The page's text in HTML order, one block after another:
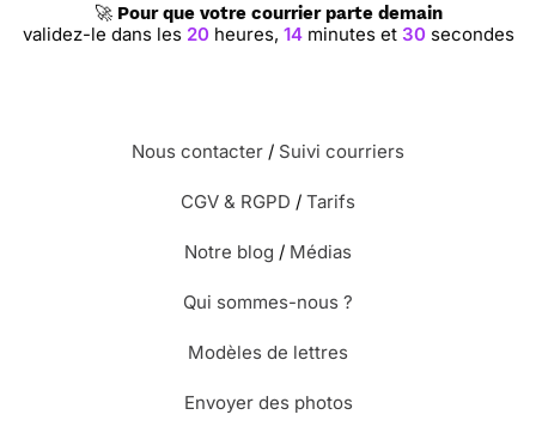
🚀 Pour que votre courrier parte demain
validez-le dans les 20 heures, 14 minutes et 29secondes
Nous contacter / Suivi courriers
CGV & RGPD / Tarifs
Notre blog / Médias
Qui sommes-nous ?
Modèles de lettres
Envoyer des photos